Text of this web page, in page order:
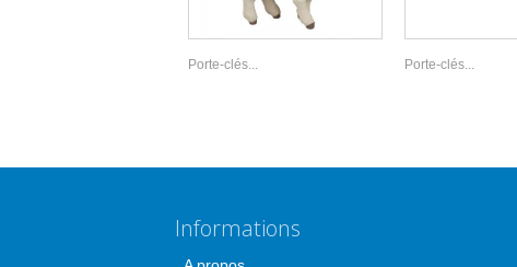
Porte-clés... Porte-clés...
Informations